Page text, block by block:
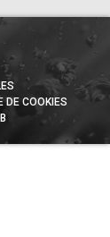
DE COOKIES